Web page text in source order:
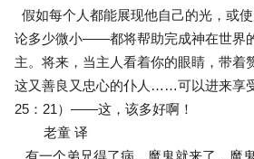
假如每个人都能展现他自己的光，或
论多少微小——都将帮助完成神在世界
主。将来，当主人看着你的眼睛，带着
这又善良又忠心的仆人……可以进来享
25：21）——这，该多好啊！
老童 译
有一个弟兄得了病。魔鬼就来了。魔